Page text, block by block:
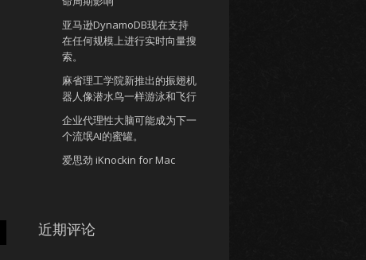
亚马逊DynamoDB现在支持
在任何规模上进行实时向量搜
索。
麻省理工学院新推出的振翅机
器人像潜水鸟一样游泳和飞行
企业代理性大脑可能成为下一
个流氓AI的蜜罐。
爱思劲 iKnockin for Mac
近期评论